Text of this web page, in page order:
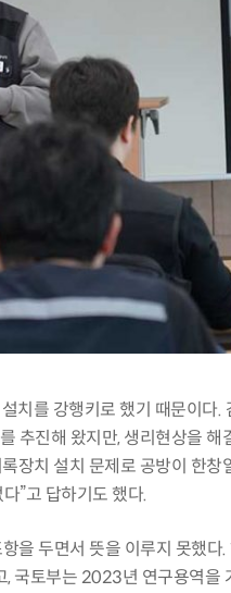
치를 강행키로 했기 때문이다.
추진해 왔지만,생리현상을 해
장치 설치 문제로 공방이 한창
다”고 답하기도 했다.
을 두면서 뜻을 이루지 못했다.
,국토부는 2023년 연구용역을